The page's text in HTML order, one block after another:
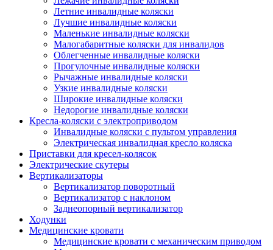
Летние инвалидные коляски
Лучшие инвалидные коляски
Маленькие инвалидные коляски
Малогабаритные коляски для инвалидов
Облегченные инвалидные коляски
Прогулочные инвалидные коляски
Рычажные инвалидные коляски
Узкие инвалидные коляски
Широкие инвалидные коляски
Недорогие инвалидные коляски
Кресла-коляски с электроприводом
Инвалидные коляски с пультом управления
Электрическая инвалидная кресло коляска
Приставки для кресел-колясок
Электрические скутеры
Вертикализаторы
Вертикализатор поворотный
Вертикализатор с наклоном
Заднеопорный вертикализатор
Ходунки
Медицинские кровати
Медицинские кровати с механическим приводом